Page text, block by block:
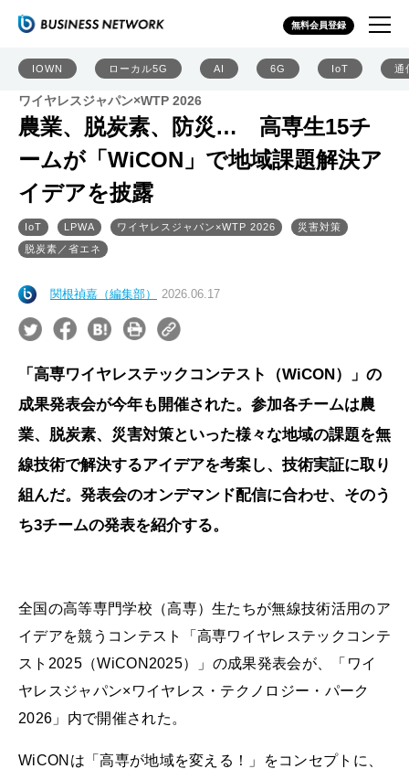
無料会員登録
IOWN ローカル5G AI 6G IoT 通
ワイヤレスジャパン×WTP 2026
農業、脱炭素、防災… 高専生15チ
ームが「WiCON」で地域課題解決ア
イデアを披露
IoT LPWA ワイヤレスジャパン×WTP 2026
災害対策
脱炭素／省エネ
関根禎嘉（編集部） 2026.06.17
「高専ワイヤレステックコンテスト（WiCON）」の
成果発表会が今年も開催された。参加各チームは農
業、脱炭素、災害対策といった様々な地域の課題を無
線技術で解決するアイデアを考案し、技術実証に取り
組んだ。発表会のオンデマンド配信に合わせ、そのう
ち3チームの発表を紹介する。
全国の高等専門学校（高専）生たちが無線技術活用のア
イデアを競うコンテスト「高専ワイヤレステックコンテ
スト2025（WiCON2025）」の成果発表会が、「ワイ
ヤレスジャパン×ワイヤレス・テクノロジー・パーク
2026」内で開催された。
WiCONは「高専が地域を変える！」をコンセプトに、